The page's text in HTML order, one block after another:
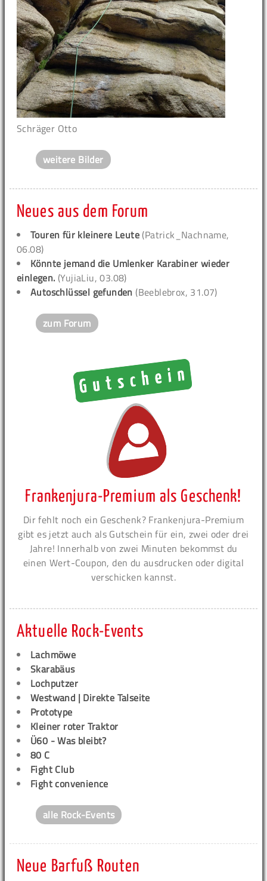
Schräger Otto
weitere Bilder
Neues aus dem Forum
Touren für kleinere Leute (Patrick_Nachname,
06.08)
Könnte jemand die Umlenker Karabiner wieder
einlegen. (YujiaLiu, 03.08)
Autoschlüssel gefunden (Beeblebrox, 31.07)
zum Forum
Frankenjura-Premium als Geschenk!
Dir fehlt noch ein Geschenk? Frankenjura-Premium
gibt es jetzt auch als Gutschein für ein, zwei oder drei
Jahre! Innerhalb von zwei Minuten bekommst du
einen Wert-Coupon, den du ausdrucken oder digital
verschicken kannst.
Aktuelle Rock-Events
Lachmöwe
Skarabäus
Lochputzer
Westwand | Direkte Talseite
Prototype
Kleiner roter Traktor
Ü60 - Was bleibt?
80 C
Fight Club
Fight convenience
alle Rock-Events
Neue Barfuß Routen